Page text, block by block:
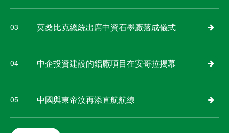
03 莫桑比克總統出席中資石墨廠落成儀式
04 中企投資建設的鋁廠項目在安哥拉揭幕
05 中國與東帝汶再添直航航線